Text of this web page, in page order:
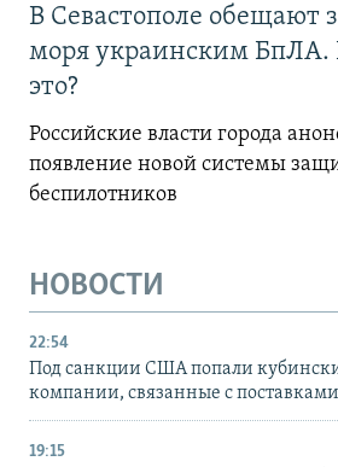
В Севастополе обещают
моря украинским БпЛА.
это?
Российские власти города
появление новой системы
беспилотников
НОВОСТИ
22:54
Под санкции США попали
компании, связанные с
19:15